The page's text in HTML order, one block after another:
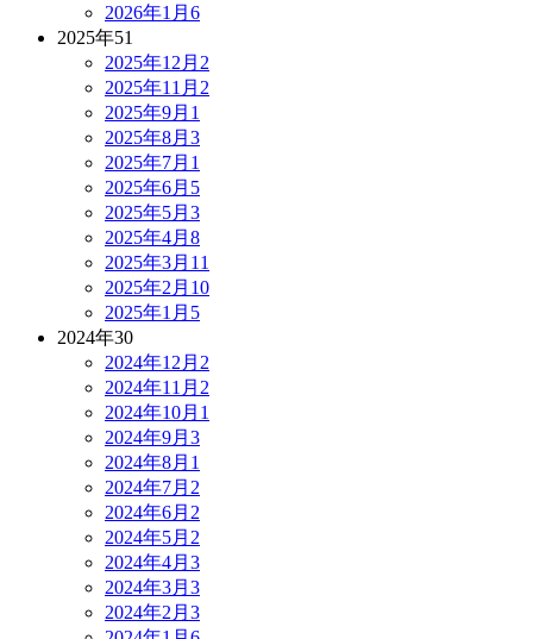
2026年1月 6
2025年51
2025年12月 2
2025年11月 2
2025年9月 1
2025年8月 3
2025年7月 1
2025年6月 5
2025年5月 3
2025年4月 8
2025年3月 11
2025年2月 10
2025年1月 5
2024年30
2024年12月 2
2024年11月 2
2024年10月 1
2024年9月 3
2024年8月 1
2024年7月 2
2024年6月 2
2024年5月 2
2024年4月 3
2024年3月 3
2024年2月 3